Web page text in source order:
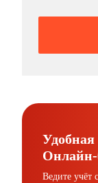
Удобная
Онлайн-
Ведите учёт